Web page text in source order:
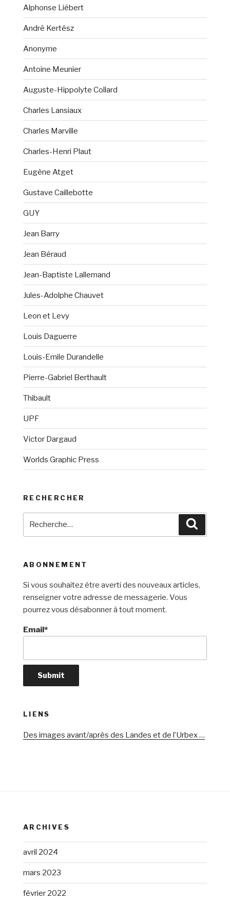
Alphonse Liébert
André Kertész
Anonyme
Antoine Meunier
Auguste-Hippolyte Collard
Charles Lansiaux
Charles Marville
Charles-Henri Plaut
Eugène Atget
Gustave Caillebotte
GUY
Jean Barry
Jean Béraud
Jean-Baptiste Lallemand
Jules-Adolphe Chauvet
Leon et Levy
Louis Daguerre
Louis-Emile Durandelle
Pierre-Gabriel Berthault
Thibault
UPF
Victor Dargaud
Worlds Graphic Press
RECHERCHER
ABONNEMENT
Si vous souhaitez être averti des nouveaux articles,
renseigner votre adresse de messagerie. Vous
pourrez vous désabonner à tout moment.
Email*
LIENS
Des images avant/après des Landes et de l’Urbex …
ARCHIVES
avril 2024
mars 2023
février 2022